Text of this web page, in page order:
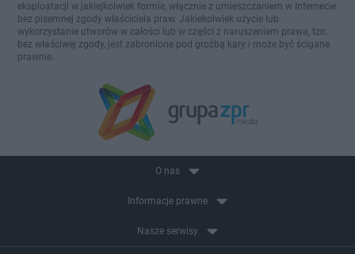
eksploatacji w jakiejkolwiek formie, włącznie z umieszczaniem w Internecie
bez pisemnej zgody właściciela praw. Jakiekolwiek użycie lub
wykorzystanie utworów w całości lub w części z naruszeniem prawa, tzn.
bez właściwej zgody, jest zabronione pod groźbą kary i może być ścigane
prawnie.
O nas
Informacje prawne
Nasze serwisy